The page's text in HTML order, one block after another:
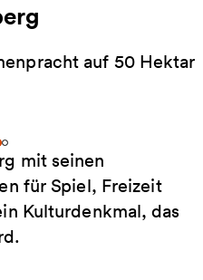
auf 50 Hektar
mit seinen
für Spiel, Freizeit
Kulturdenkmal, das